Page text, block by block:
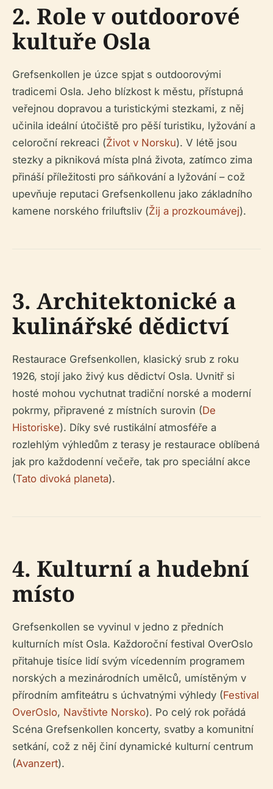
2. Role v outdoorové
kultuře Osla
Grefsenkollen je úzce spjat s outdoorovými
tradicemi Osla. Jeho blízkost k městu, přístupná
veřejnou dopravou a turistickými stezkami, z něj
učinila ideální útočiště pro pěší turistiku, lyžování a
celoroční rekreaci (Život v Norsku). V létě jsou
stezky a pikniková místa plná života, zatímco zima
přináší příležitosti pro sáňkování a lyžování – což
upevňuje reputaci Grefsenkollenu jako základního
kamene norského friluftsliv (Žij a prozkoumávej).
3. Architektonické a
kulinářské dědictví
Restaurace Grefsenkollen, klasický srub z roku
1926, stojí jako živý kus dědictví Osla. Uvnitř si
hosté mohou vychutnat tradiční norské a moderní
pokrmy, připravené z místních surovin (De
Historiske). Díky své rustikální atmosféře a
rozlehlým výhledům z terasy je restaurace oblíbená
jak pro každodenní večeře, tak pro speciální akce
(Tato divoká planeta).
4. Kulturní a hudební
místo
Grefsenkollen se vyvinul v jedno z předních
kulturních míst Osla. Každoroční festival OverOslo
přitahuje tisíce lidí svým vícedenním programem
norských a mezinárodních umělců, umístěným v
přírodním amfiteátru s úchvatnými výhledy (Festival
OverOslo, Navštivte Norsko). Po celý rok pořádá
Scéna Grefsenkollen koncerty, svatby a komunitní
setkání, což z něj činí dynamické kulturní centrum
(Avanzert).